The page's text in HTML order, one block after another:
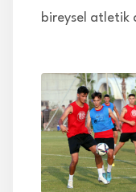
bireysel atletik